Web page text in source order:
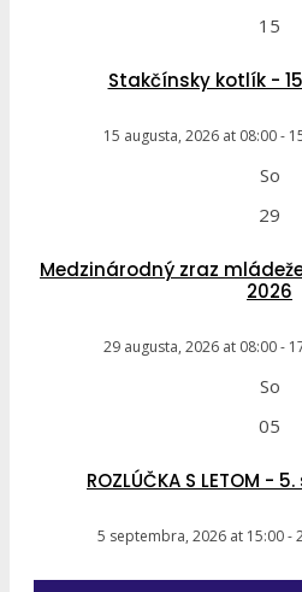
15
Stakčínsky kotlík -
15 augusta, 2026 at 08:00-
So
29
Medzinárodný zraz
2026
29 augusta, 2026 at 08:00-
So
05
ROZLÚČKA S LETOM -
5 septembra, 2026 at 15:00-